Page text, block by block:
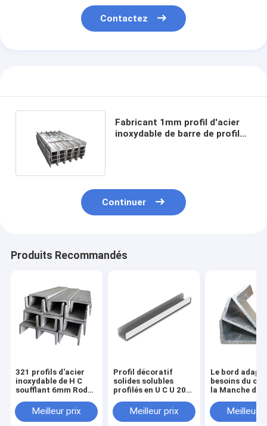
Contactez
Fabricant 1mm profil d'acier
inoxydable de barre de profilé
Continuer
Produits Recommandés
321 profils d'acier
inoxydable de H C
soufflant 6mm Rod
Meilleur prix
Profil décoratif
solides solubles
profilés en U C U 201
d'extrusion 304 316
9mm
Meilleur prix
Le bord
besoins du
la Manche de
U équilibrent
430 200*100
Meilleur